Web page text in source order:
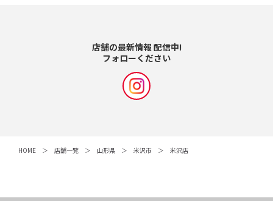
店舗の最新情報 配信中!
フォローください
HOME 店舗一覧 山形県 米沢市 米沢店